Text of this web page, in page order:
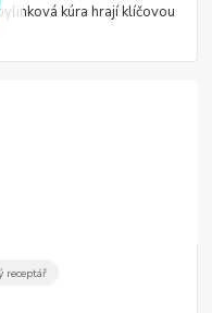
kúra hrají klíčovou
receptář